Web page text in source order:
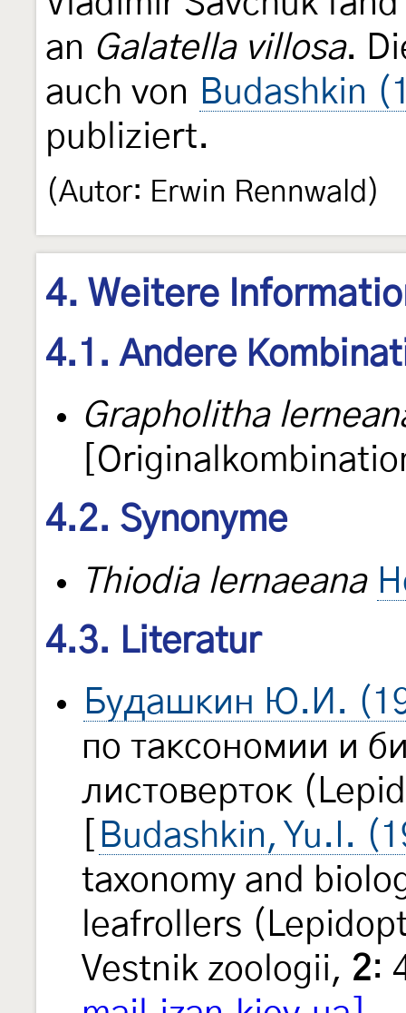
an Galatella villosa.
auch von Budashkin
publiziert.
(Autor: Erwin Rennwald)
4. Weitere
4.1. Andere
Grapholitha
4.2. Synonyme
Thiodia lernaeana
4.3. Literatur
Будашкин Ю.И.
по таксономии и
листоверток
Budashkin, Yu.I.
taxonomy and
leafrollers
Vestnik zoologii, 2: